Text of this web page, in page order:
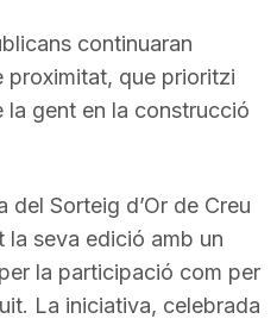
continuaran
proximitat, que prioritzi
gent en la construcció
del Sorteig d’Or de Creu
la seva edició amb un
la participació com per
La iniciativa, celebrada